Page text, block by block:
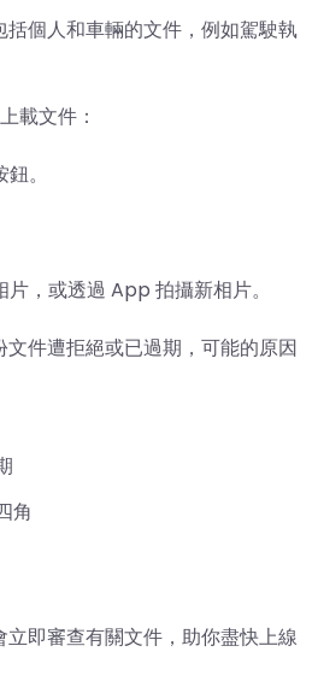
個人和車輛的文件，例如駕駛執
載文件：
。
，或透過 App 拍攝新相片。
件遭拒絕或已過期，可能的原因
角
即審查有關文件，助你盡快上線